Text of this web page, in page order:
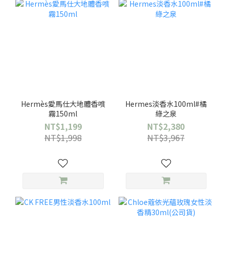
Hermès愛馬仕大地體香噴
霧150ml
NT$1,199
NT$1,998
Hermes淡香水100ml#橘
綠之泉
NT$2,380
NT$3,967